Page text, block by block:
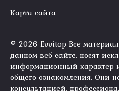
Карта сайта
© 2026 Evvitop Все
данном веб-сайте, носят
информационный характер
общего ознакомления. Они
консультацией,